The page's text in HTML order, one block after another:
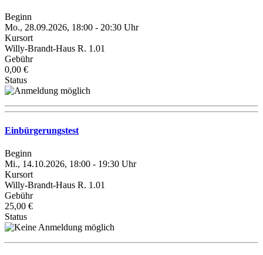
Beginn
Mo., 28.09.2026, 18:00 - 20:30 Uhr
Kursort
Willy-Brandt-Haus R. 1.01
Gebühr
0,00 €
Status
Einbürgerungstest
Beginn
Mi., 14.10.2026, 18:00 - 19:30 Uhr
Kursort
Willy-Brandt-Haus R. 1.01
Gebühr
25,00 €
Status